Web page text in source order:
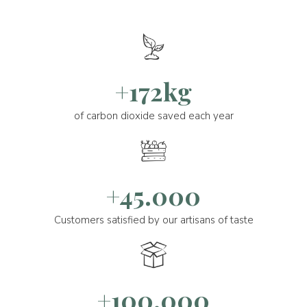
+172kg
of carbon dioxide saved each year
+45.000
Customers satisfied by our artisans of taste
+100.000